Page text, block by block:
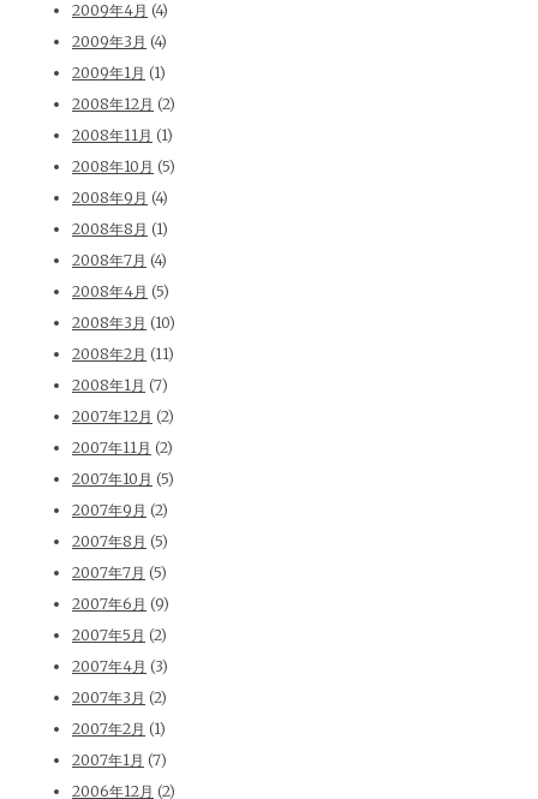
2009年4月 (4)
2009年3月 (4)
2009年1月 (1)
2008年12月 (2)
2008年11月 (1)
2008年10月 (5)
2008年9月 (4)
2008年8月 (1)
2008年7月 (4)
2008年4月 (5)
2008年3月 (10)
2008年2月 (11)
2008年1月 (7)
2007年12月 (2)
2007年11月 (2)
2007年10月 (5)
2007年9月 (2)
2007年8月 (5)
2007年7月 (5)
2007年6月 (9)
2007年5月 (2)
2007年4月 (3)
2007年3月 (2)
2007年2月 (1)
2007年1月 (7)
2006年12月 (2)